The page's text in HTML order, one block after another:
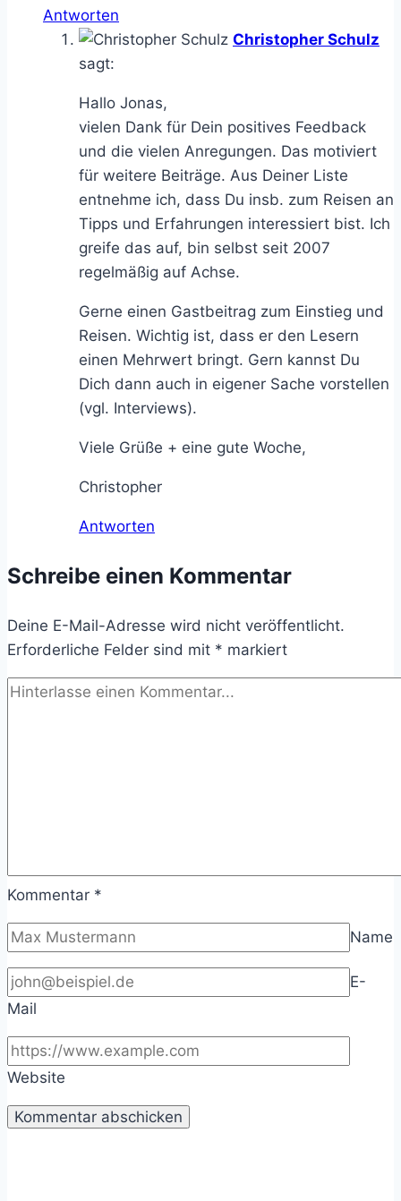
Antworten
Christopher Schulz
sagt:
Hallo Jonas,
vielen Dank für Dein positives Feedback
und die vielen Anregungen. Das motiviert
für weitere Beiträge. Aus Deiner Liste
entnehme ich, dass Du insb. zum Reisen an
Tipps und Erfahrungen interessiert bist. Ich
greife das auf, bin selbst seit 2007
regelmäßig auf Achse.
Gerne einen Gastbeitrag zum Einstieg und
Reisen. Wichtig ist, dass er den Lesern
einen Mehrwert bringt. Gern kannst Du
Dich dann auch in eigener Sache vorstellen
(vgl. Interviews).
Viele Grüße + eine gute Woche,
Christopher
Antworten
Schreibe einen Kommentar
Deine E-Mail-Adresse wird nicht veröffentlicht.
Erforderliche Felder sind mit * markiert
Kommentar *
Name
E-
Mail
Website